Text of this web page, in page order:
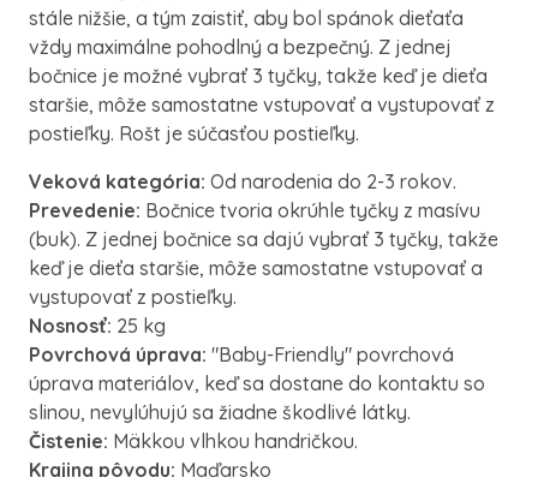
stále nižšie, a tým zaistiť, aby bol spánok dieťaťa
vždy maximálne pohodlný a bezpečný. Z jednej
bočnice je možné vybrať 3 tyčky, takže keď je dieťa
staršie, môže samostatne vstupovať a vystupovať z
postieľky. Rošt je súčasťou postieľky.
Veková kategória: Od narodenia do 2-3 rokov.
Prevedenie: Bočnice tvoria okrúhle tyčky z masívu
(buk). Z jednej bočnice sa dajú vybrať 3 tyčky, takže
keď je dieťa staršie, môže samostatne vstupovať a
vystupovať z postieľky.
Nosnosť: 25 kg
Povrchová úprava: "Baby-Friendly" povrchová
úprava materiálov, keď sa dostane do kontaktu so
slinou, nevylúhujú sa žiadne škodlivé látky.
Čistenie: Mäkkou vlhkou handričkou.
Krajina pôvodu: Maďarsko